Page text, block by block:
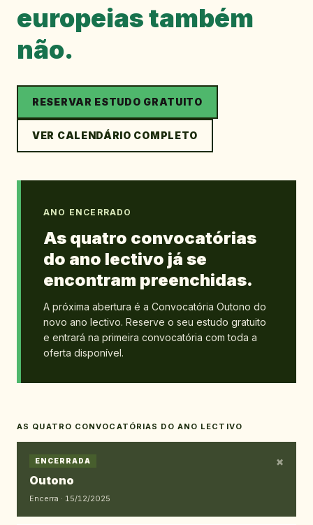
europeias também
não.
RESERVAR ESTUDO GRATUITO
VER CALENDÁRIO COMPLETO
ANO ENCERRADO
As quatro convocatórias
do ano lectivo já se
encontram preenchidas.
A próxima abertura é a Convocatória Outono do
novo ano lectivo. Reserve o seu estudo gratuito
e entrará na primeira convocatória com toda a
oferta disponível.
AS QUATRO CONVOCATÓRIAS DO ANO LECTIVO
ENCERRADA
×
Outono
Encerra · 15/12/2025